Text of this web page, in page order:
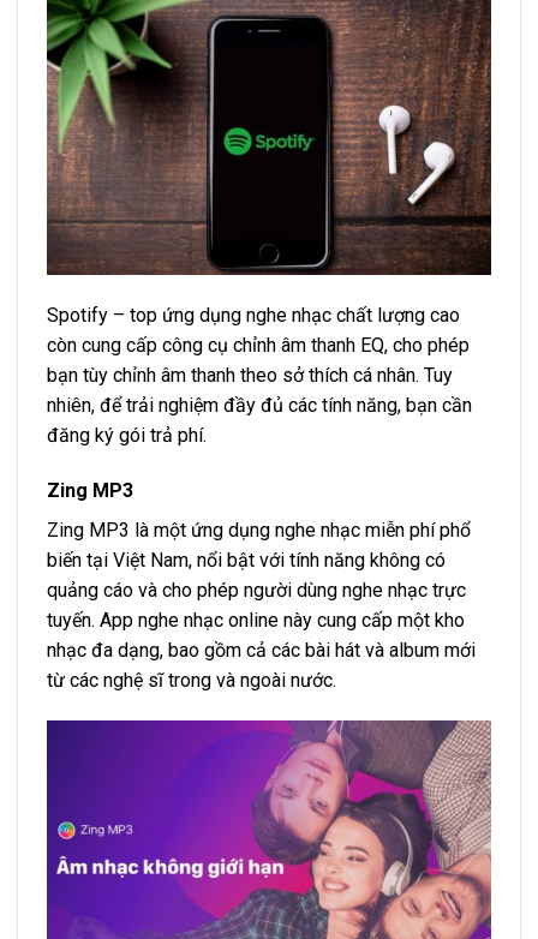
Spotify – top ứng dụng nghe nhạc chất lượng cao
còn cung cấp công cụ chỉnh âm thanh EQ, cho phép
bạn tùy chỉnh âm thanh theo sở thích cá nhân. Tuy
nhiên, để trải nghiệm đầy đủ các tính năng, bạn cần
đăng ký gói trả phí.
Zing MP3
Zing MP3 là một ứng dụng nghe nhạc miễn phí phổ
biến tại Việt Nam, nổi bật với tính năng không có
quảng cáo và cho phép người dùng nghe nhạc trực
tuyến. App nghe nhạc online này cung cấp một kho
nhạc đa dạng, bao gồm cả các bài hát và album mới
từ các nghệ sĩ trong và ngoài nước.